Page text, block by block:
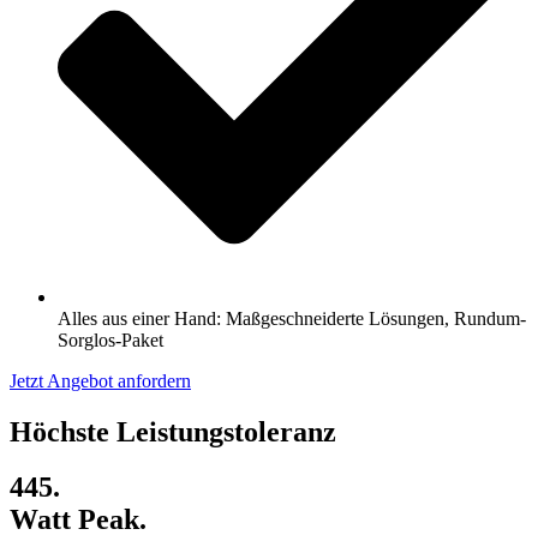
Alles aus einer Hand: Maßgeschneiderte Lösungen, Rundum-
Sorglos-Paket
Jetzt Angebot anfordern
Höchste Leistungstoleranz
445.
Watt Peak.